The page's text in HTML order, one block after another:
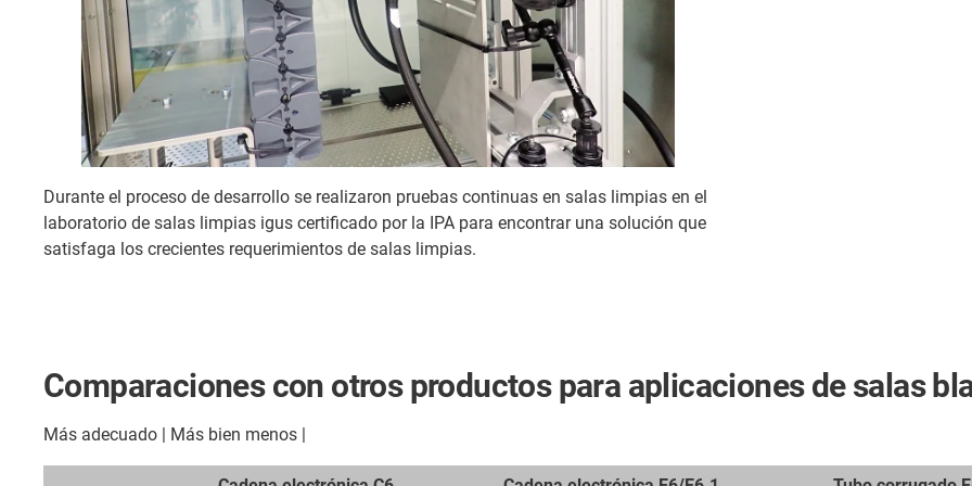
Durante el proceso de desarrollo se realizaron pruebas continuas en salas limpias en el
laboratorio de salas limpias igus certificado por la IPA para encontrar una solución que
satisfaga los crecientes requerimientos de salas limpias.
Comparaciones con otros productos para aplicaciones de salas
Más adecuado | Más bien menos |